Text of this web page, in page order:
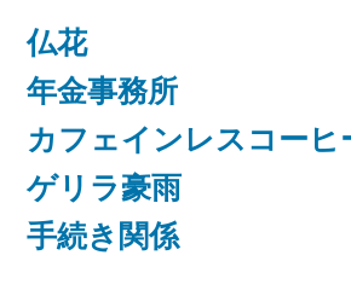
仏花
年金事務所
カフェインレスコーヒ
ゲリラ豪雨
手続き関係